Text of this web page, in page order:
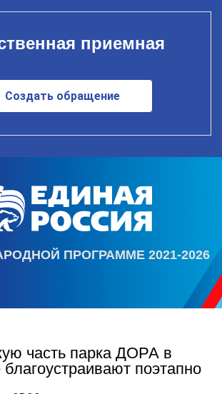
приемная
Создать обращение
ПРОГРАММЕ 2021-2026
часть парка ДОРА в
благоустраивают поэтапно